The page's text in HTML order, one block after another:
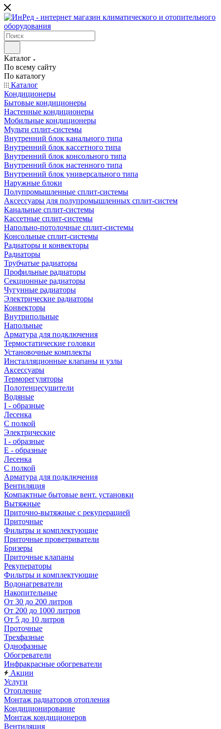
Каталог
По всему сайту
По каталогу
Каталог
Кондиционеры
Бытовые кондиционеры
Настенные кондиционеры
Мобильные кондиционеры
Мульти сплит-системы
Внутренний блок канального типа
Внутренний блок кассетного типа
Внутренний блок консольного типа
Внутренний блок настенного типа
Внутренний блок универсального типа
Наружные блоки
Полупромышленные сплит-системы
Аксессуары для полупромышленных сплит-систем
Канальные сплит-системы
Кассетные сплит-системы
Напольно-потолочные сплит-системы
Консольные сплит-системы
Радиаторы и конвекторы
Радиаторы
Трубчатые радиаторы
Профильные радиаторы
Секционные радиаторы
Чугунные радиаторы
Электрические радиаторы
Конвекторы
Внутрипольные
Напольные
Арматура для подключения
Термостатические головки
Установочные комплекты
Инсталляционные клапаны и узлы
Аксессуары
Терморегуляторы
Полотенцесушители
Водяные
I - образные
Лесенка
С полкой
Электрические
I - образные
E - образные
Лесенка
С полкой
Арматура для подключения
Вентиляция
Компактные бытовые вент. установки
Вытяжные
Приточно-вытяжные с рекуперацией
Приточные
Фильтры и комплектующие
Приточные проветриватели
Бризеры
Приточные клапаны
Рекуператоры
Фильтры и комплектующие
Водонагреватели
Накопительные
От 30 до 200 литров
От 200 до 1000 литров
От 5 до 10 литров
Проточные
Трехфазные
Однофазные
Обогреватели
Инфракрасные обогреватели
Акции
Услуги
Отопление
Монтаж радиаторов отопления
Кондиционирование
Монтаж кондиционеров
Вентиляция